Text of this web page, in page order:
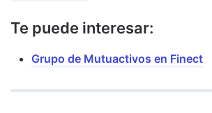
Te puede interesar:
Grupo de Mutuactivos en Finect